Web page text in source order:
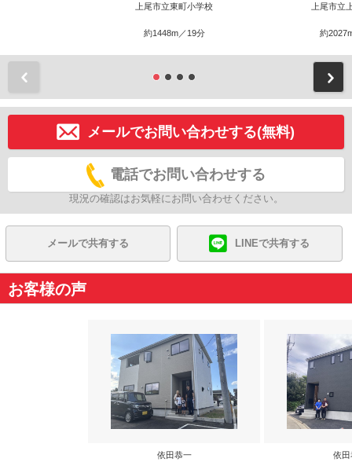
上尾市立東町小学校
約1448m／19分
上尾市立
約
メールでお問い合わせする(無料)
電話でお問い合わせする
現況の確認はお気軽にお問い合わせください。
メールで共有する LINEで共有する
お客様の声
依田恭一 依田